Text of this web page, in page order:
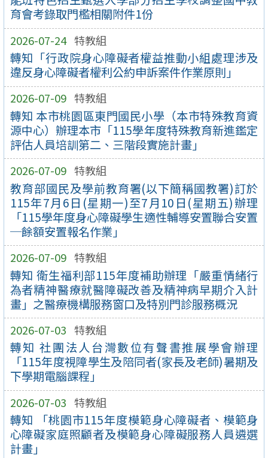
育會考錄取門檻相關附件1份
2026-07-24 特教組
轉知「行政院身心障礙者權益推動小組處理涉及
違反身心障礙者權利公約申訴案件作業原則」
2026-07-09 特教組
轉知 本市桃園區東門國民小學（本市特殊教育資
源中心）辦理本市「115學年度特殊教育新進鑑定
評估人員培訓第二、三階段實施計畫」
2026-07-09 特教組
教育部國民及學前教育署(以下簡稱國教署)訂於
115年7月6日(星期一)至7月10日(星期五)辦理
「115學年度身心障礙學生適性輔導安置聯合安置
─餘額安置報名作業」
2026-07-09 特教組
轉知 衛生福利部115年度補助辦理「嚴重情緒行
為者精神醫療就醫障礙改善及精神病早期介入計
畫」之醫療機構服務窗口及特別門診服務概況
2026-07-03 特教組
轉知 社團法人台灣數位有聲書推展學會辦理
「115年度視障學生及陪同者(家長及老師)暑期及
下學期電腦課程」
2026-07-03 特教組
轉知 「桃園市115年度模範身心障礙者、模範身
心障礙家庭照顧者及模範身心障礙服務人員遴選
計畫」